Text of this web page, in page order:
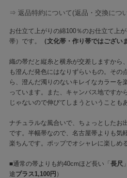
⇒ 返品特約について(返品・交換につ
お仕立て上がりの綿100％のお仕立て上
帯）です。
（文化帯・作り帯ではござい
織の帯だと縦糸と横糸が交差しますから
も澄んだ発色にはなりずらいもの。その
ら、澄んだ濁りのないキレイなカラーを
っています。また、キャンバス地ですか
じゃないので伸びてしまうということも
ナチュラルな風合いで、ちょっとしたお
です。半幅帯なので、名古屋帯よりも気
楽ちんです。ポップでオシャレに楽しめ
■通常の帯よりも約40cmほど長い「長尺
途プラス1,100円 ）